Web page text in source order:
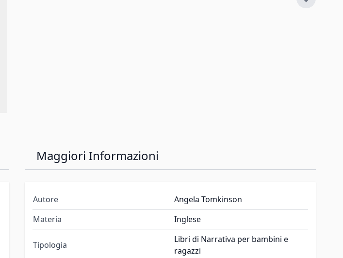
Maggiori Informazioni
Autore
Angela Tomkinson
Materia
Inglese
Tipologia
Libri di Narrativa per bambini e
ragazzi